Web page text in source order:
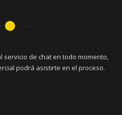
de chat en todo momento,
podrá asistirte en el proceso.